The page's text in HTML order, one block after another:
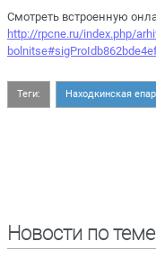
Смотреть встроенную
http://rpcne.ru/index.php/
Теги: Находкинская
Новости по теме